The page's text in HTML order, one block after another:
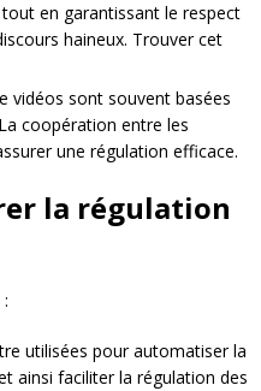
en garantissant le respect
haineux. Trouver cet
vidéos sont souvent basées
coopération entre les
une régulation efficace.
la régulation
utilisées pour automatiser la
ainsi faciliter la régulation des